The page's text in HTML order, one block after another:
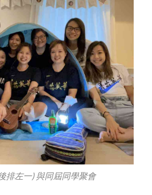
階段起已經是非常親密
排左一) 與同屆同學聚會